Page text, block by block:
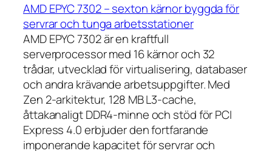
AMD EPYC 7302 – sexton kärnor byggda för
servrar och tunga arbetsstationer
AMD EPYC 7302 är en kraftfull
serverprocessor med 16 kärnor och 32
trådar, utvecklad för virtualisering, databaser
och andra krävande arbetsuppgifter. Med
Zen 2-arkitektur, 128 MB L3-cache,
åttakanaligt DDR4-minne och stöd för PCI
Express 4.0 erbjuder den fortfarande
imponerande kapacitet för servrar och